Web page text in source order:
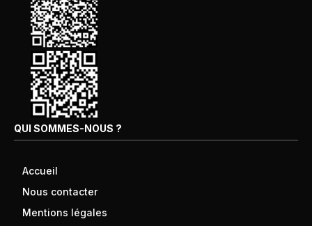
QUI SOMMES-NOUS ?
Accueil
Nous contacter
Mentions légales